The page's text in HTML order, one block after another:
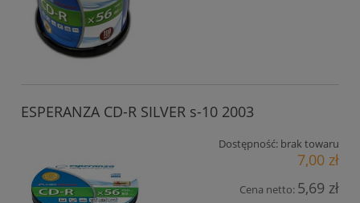
ESPERANZA CD-R SILVER s-10 2003
Dostępność: brak towaru
7,00 zł
Cena netto: 5,69 zł